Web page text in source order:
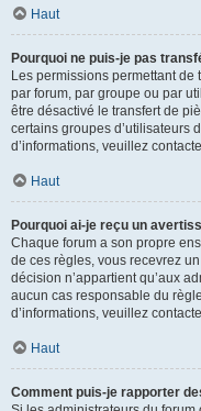
Haut
Pourquoi ne puis-je pas
Les permissions permettant
par forum, par groupe ou par
être désactivé le transfert de
certains groupes d’utilisateurs
d’informations, veuillez
Haut
Pourquoi ai-je reçu un
Chaque forum a son propre
de ces règles, vous recevrez
décision n’appartient qu’aux
aucun cas responsable du
d’informations, veuillez
Haut
Comment puis-je rapporter